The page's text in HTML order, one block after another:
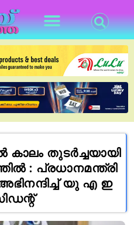
തുടർച്ചയായി
: പ്രധാനമന്ത്രി
യു എ ഇ